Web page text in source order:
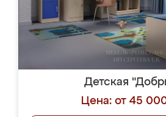
Детская
Цена: от 45